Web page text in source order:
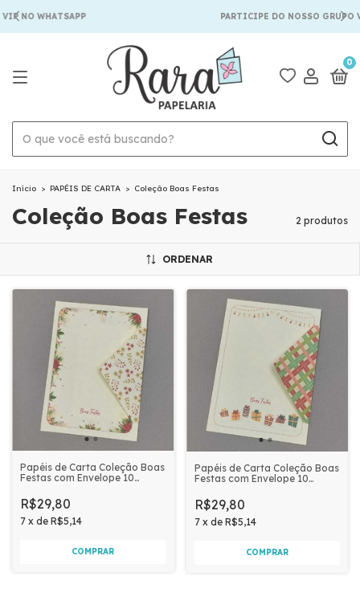
NO WHATSAPP PARTICIPE DO NOSSO GRUPO
0
Início > PAPÉIS DE CARTA > Coleção Boas Festas
Coleção Boas Festas 2 produtos
ORDENAR
Papéis de Carta Coleção Boas
Festas com Envelope 10
VERMELHAS
R$29,80
7 x de R$5,14
Papéis de Carta Coleção Boas
Festas com Envelope 10
XADREZ
R$29,80
7 x de R$5,14